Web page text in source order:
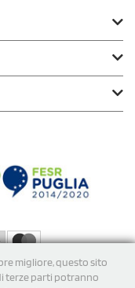
migliore, questo sito
terze parti potranno